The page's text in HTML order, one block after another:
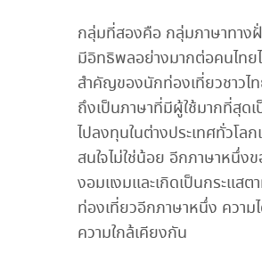
กลุ่มที่สองคือ กลุ่มภาษาทางฝั่
มีอิทธิพลอย่างมากต่อคนไทย
สำคัญของนักท่องเที่ยวชาวไ
ถึงเป็นภาษาที่มีผู้ใช้มากที่สุด
ไปลงทุนในต่างประเทศทั่วโ
สนใจไม่ใช่น้อย อีกภาษาหนึ่ง
งอมแงมและเกิดเป็นกระแส
ท่องเที่ยวอีกภาษาหนึ่ง ความ
ความใกล้เคียงกัน